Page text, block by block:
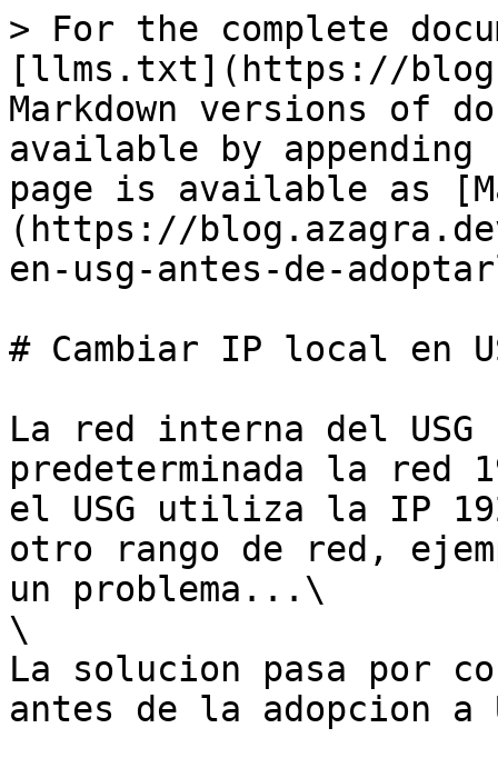
> For the complete
[llms.txt](https://
Markdown versions of
available by
page is available as
(https://
en-usg-antes-de-
# Cambiar IP local en
La red interna del
predeterminada la red
el USG utiliza la IP
otro rango de red,
un problema...\
\
La solucion pasa por
antes de la adopcion